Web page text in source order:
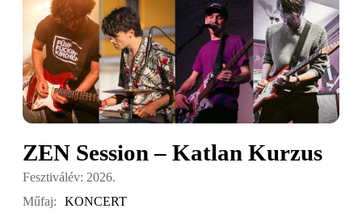
ZEN Session – Katlan Kurzus
Fesztiválév: 2026.
Műfaj:
KONCERT